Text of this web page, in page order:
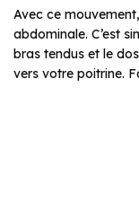
Avec ce
abdominale. C’est
bras tendus et le
vers votre poitrine.